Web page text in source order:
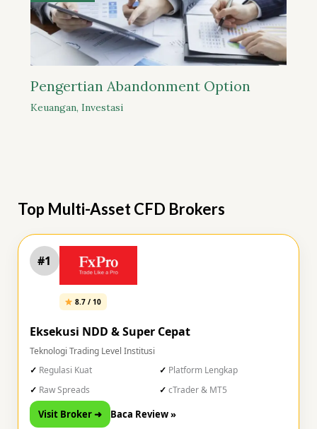
Pengertian Abandonment Option
Keuangan, Investasi
Top Multi-Asset CFD Brokers
#1
8.7 / 10
Eksekusi NDD & Super Cepat
Teknologi Trading Level Institusi
Regulasi Kuat
Platform Lengkap
Raw Spreads
cTrader & MT5
Visit Broker ➜ Baca Review »